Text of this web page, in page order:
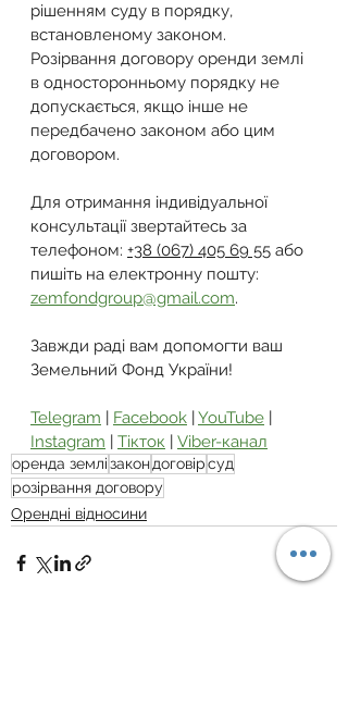
рішенням суду в порядку,
встановленому законом.
Розірвання договору оренди землі
в односторонньому порядку не
допускається, якщо інше не
передбачено законом або цим
договором.
Для отримання індивідуальної
консультації звертайтесь за
телефоном: +38 (067) 405 69 55 або
пишіть на електронну пошту:
zemfondgroup@gmail.com.
Завжди раді вам допомогти ваш
Земельний Фонд України!
Telegram | Facebook | YouTube |
Instagram | Тікток | Viber-канал
оренда землізакондоговірсуд
розірвання договору
Орендні відносини